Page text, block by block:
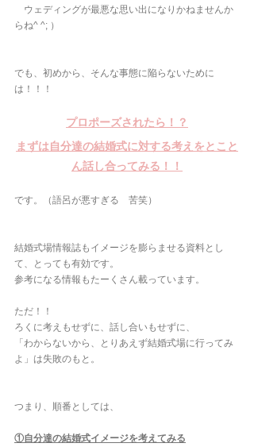
ウェディングが最悪な思い出になりかねませんか
らね^ ^; ）
でも、初めから、そんな事態に陥らないために
は！！！
プロポーズされたら！？
まずは自分達の結婚式に対する考えをとこと
ん話し合ってみる！！
です。（語呂が悪すぎる　苦笑）
結婚式場情報誌もイメージを膨らませる資料とし
て、とっても有効です。
参考になる情報もたーくさん載っています。
ただ！！
ろくに考えもせずに、話し合いもせずに、
「わからないから、とりあえず結婚式場に行ってみ
よ」は失敗のもと。
つまり、順番としては、
①自分達の結婚式イメージを考えてみる